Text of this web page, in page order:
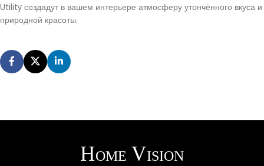
Utility создадут в вашем интерьере атмосферу утончённого вкуса и
природной красоты.